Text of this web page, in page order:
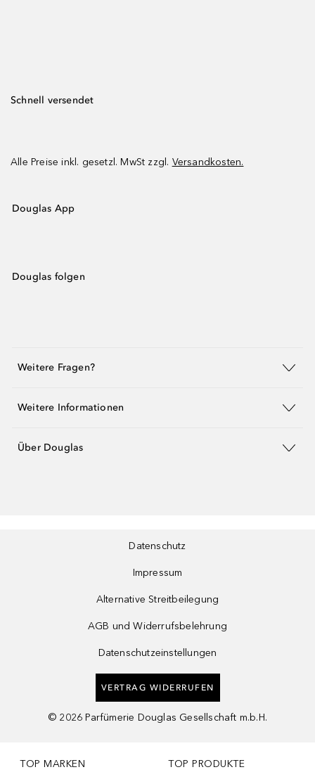
Schnell versendet
Alle Preise inkl. gesetzl. MwSt zzgl. Versandkosten.
Douglas App
Douglas folgen
Weitere Fragen?
Weitere Informationen
Über Douglas
Datenschutz
Impressum
Alternative Streitbeilegung
AGB und Widerrufsbelehrung
Datenschutzeinstellungen
VERTRAG WIDERRUFEN
© 2026 Parfümerie Douglas Gesellschaft m.b.H.
TOP MARKEN TOP PRODUKTE